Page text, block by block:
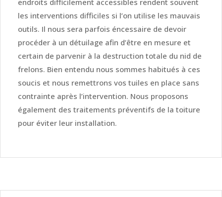
les interventions difficiles si l’on utilise les mauvais
outils. Il nous sera parfois éncessaire de devoir
procéder à un détuilage afin d’être en mesure et
certain de parvenir à la destruction totale du nid de
frelons. Bien entendu nous sommes habitués à ces
soucis et nous remettrons vos tuiles en place sans
contrainte après l’intervention. Nous proposons
également des traitements préventifs de la toiture
pour éviter leur installation.